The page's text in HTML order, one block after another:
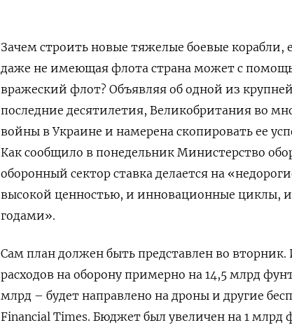
Зачем строить новые тяжелые боевые корабли,
даже не имеющая флота страна может с
вражеский флот? Объявляя об одной из
последние десятилетия, Великобритания во
войны в Украине и намерена скопировать ее
Как сообщило в понедельник Министерство
оборонный сектор ставка делается на
высокой ценностью, и инновационные циклы,
годами».
Сам план должен быть представлен во
расходов на оборону примерно на 14,5 млрд
млрд – будет направлено на дроны и другие
Financial Times. Бюджет был увеличен на 1 млрд